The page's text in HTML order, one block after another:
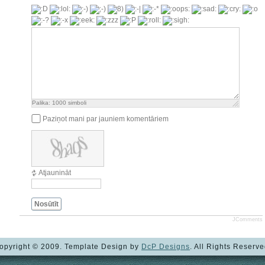
Palika: 1000 simboli
Paziņot mani par jauniem komentāriem
Atjaunināt
Nosūtīt
JComments
© 2009. Template Design by DcP Designs. All Rights